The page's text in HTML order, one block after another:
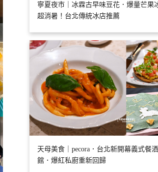
寧夏夜市｜冰霖古早味豆花．爆量芒果
超消暑！台北傳統冰店推薦
天母美食｜pecora．台北新開幕義式餐酒
館．爆紅私廚重新回歸